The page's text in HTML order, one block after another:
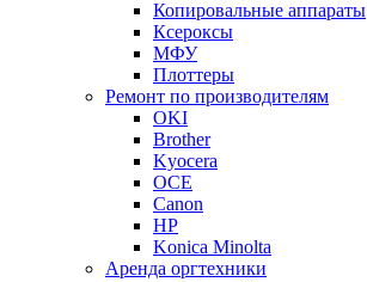
Копировальные аппараты
Ксероксы
МФУ
Плоттеры
Ремонт по производителям
OKI
Brother
Kyocera
OCE
Canon
HP
Konica Minolta
Аренда оргтехники